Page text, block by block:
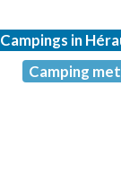
Campings in
Camping